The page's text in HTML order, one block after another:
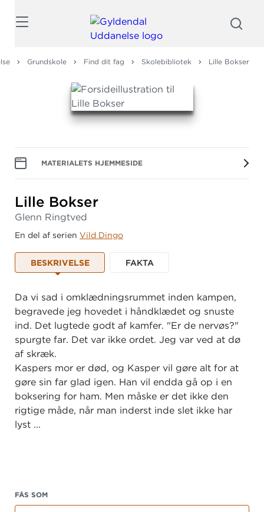
Grundskole Find dit fag Skolebibliotek Lille Bokser
MATERIALETS HJEMMESIDE
Lille Bokser
Glenn Ringtved
En del af serien Vild Dingo
BESKRIVELSE FAKTA
Da vi sad i omklædningsrummet inden kampen,
begravede jeg hovedet i håndklædet og snuste
ind. Det lugtede godt af kamfer. "Er de nervøs?"
spurgte far. Det var ikke ordet. Jeg var ved at dø
af skræk.
Kaspers mor er død, og Kasper vil gøre alt for at
gøre sin far glad igen. Han vil endda gå op i en
boksering for ham. Men måske er det ikke den
rigtige måde, når man inderst inde slet ikke har
lyst ...
FÅS SOM